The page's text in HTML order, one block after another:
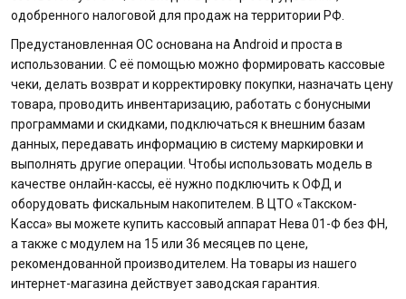
одобренного налоговой для продаж на территории РФ.
Предустановленная ОС основана на Android и проста в
использовании. С её помощью можно формировать кассовые
чеки, делать возврат и корректировку покупки, назначать цену
товара, проводить инвентаризацию, работать с бонусными
программами и скидками, подключаться к внешним базам
данных, передавать информацию в систему маркировки и
выполнять другие операции. Чтобы использовать модель в
качестве онлайн-кассы, её нужно подключить к ОФД и
оборудовать фискальным накопителем. В ЦТО «Такском-
Касса» вы можете купить кассовый аппарат Нева 01-Ф без ФН,
а также с модулем на 15 или 36 месяцев по цене,
рекомендованной производителем. На товары из нашего
интернет-магазина действует заводская гарантия.